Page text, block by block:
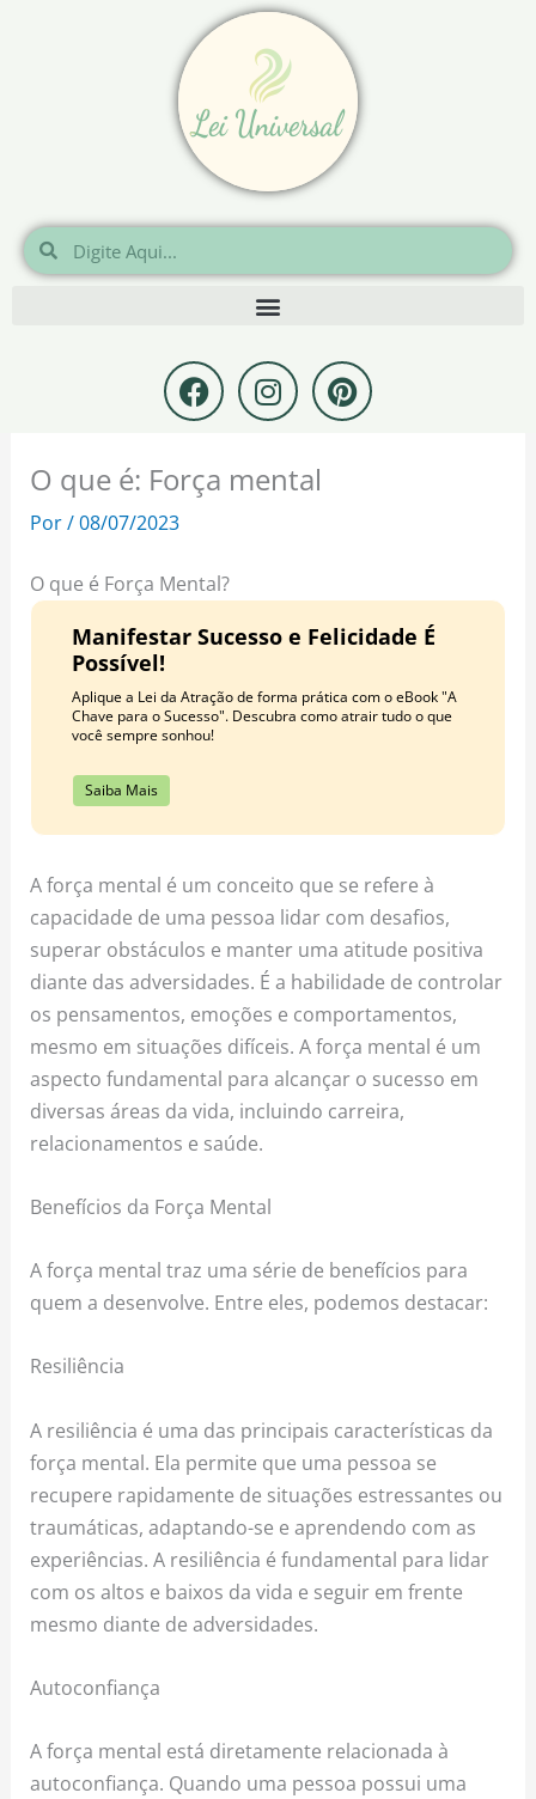
Pesquisar
Pesquisar
F
a
c
e
b
k
I
n
s
t
a
m
P
i
n
t
O que é: Força mental
Por/08/07/2023
O que é Força Mental?
Manifestar Sucesso e Felicidade É
Possível!
Aplique a Lei da Atração de forma prática com o eBook "A
Chave para o Sucesso". Descubra como atrair tudo o que
você sempre sonhou!
Saiba Mais
A força mental é um conceito que se refere à
capacidade de uma pessoa lidar com desafios,
superar obstáculos e manter uma atitude positiva
diante das adversidades. É a habilidade de controlar
os pensamentos, emoções e comportamentos,
mesmo em situações difíceis. A força mental é um
aspecto fundamental para alcançar o sucesso em
diversas áreas da vida, incluindo carreira,
relacionamentos e saúde.
Benefícios da Força Mental
A força mental traz uma série de benefícios para
quem a desenvolve. Entre eles, podemos destacar:
Resiliência
A resiliência é uma das principais características da
força mental. Ela permite que uma pessoa se
recupere rapidamente de situações estressantes ou
traumáticas, adaptando-se e aprendendo com as
experiências. A resiliência é fundamental para lidar
com os altos e baixos da vida e seguir em frente
mesmo diante de adversidades.
Autoconfiança
A força mental está diretamente relacionada à
autoconfiança. Quando uma pessoa possui uma